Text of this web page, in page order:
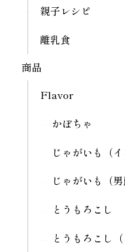
親子レシピ
離乳食
商品
Flavor
かぼちゃ
じゃがいも（イ
じゃがいも（男
とうもろこし
とうもろこし